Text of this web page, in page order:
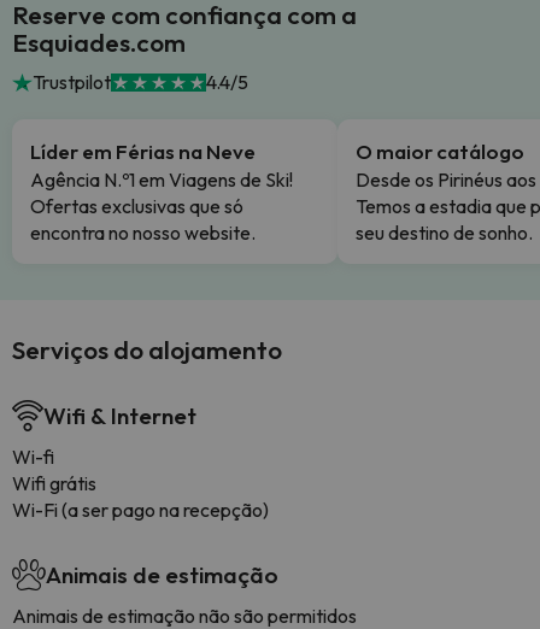
Reserve com confiança com a
Esquiades.com
Trustpilot 4.4/5
Líder em Férias na Neve
Agência N.º1 em Viagens de Ski!
Ofertas exclusivas que só
encontra no nosso website.
O maior catálogo
Desde os Pirinéus
Temos a estadia que
seu destino de sonho.
Serviços do alojamento
Wifi & Internet
Wi-fi
Wifi grátis
Wi-Fi (a ser pago na recepção)
Animais de estimação
Animais de estimação não são permitidos